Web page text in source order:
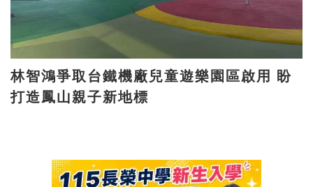
林智鴻爭取台鐵機廠兒童遊樂園區啟用 盼
打造鳳山親子新地標